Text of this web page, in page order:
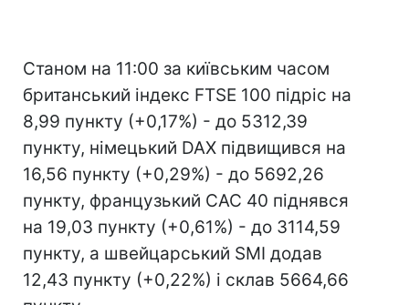
Станом на 11:00 за київським часом
британський індекс FTSE 100 підріс на
8,99 пункту (+0,17%) - до 5312,39
пункту, німецький DAX підвищився на
16,56 пункту (+0,29%) - до 5692,26
пункту, французький CAC 40 піднявся
на 19,03 пункту (+0,61%) - до 3114,59
пункту, а швейцарський SMI додав
12,43 пункту (+0,22%) і склав 5664,66